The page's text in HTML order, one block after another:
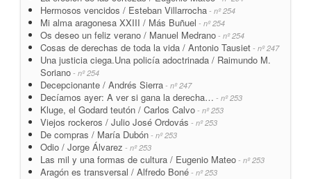
Hermosos vencidos / Esteban Villarrocha - nº 254
Mi alma aragonesa XXIII / Más Buñuel - nº 254
Os deseo un feliz verano / Manuel Medrano - nº 254
Cosas de derechas de toda la vida / Antonio Tausiet - nº 247
Una justicia ciega.Una policía adoctrinada / Raimundo M.
Soriano - nº 254
Decepcionante / Andrés Sierra - nº 247
Decíamos ayer: A ver si gana la derecha… - nº 253
Kluge, el Godard teutón / Carlos Calvo - nº 253
Viejos rockeros / Julio José Ordovás - nº 253
De compras / María Dubón - nº 253
Odio / Jorge Álvarez - nº 253
Las mil y una formas de cultura / Eugenio Mateo - nº 253
Aragón es transversal / Alfredo Boné - nº 253